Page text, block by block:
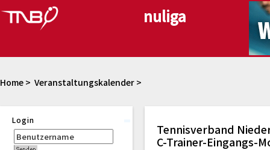
Home > Veranstaltungskalender >
Login
Tennisverband
C-Trainer-Eingangs-